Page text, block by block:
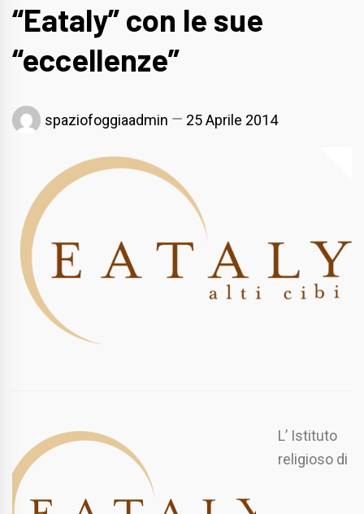
“Eataly” con le sue
“eccellenze”
spaziofoggiaadmin 25 Aprile 2014
L’ Istituto
religioso di